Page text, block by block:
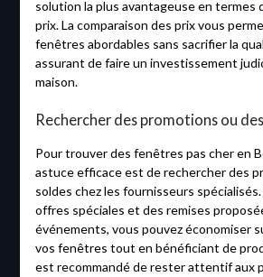
solution la plus avantageuse en termes
prix. La comparaison des prix vous
fenêtres abordables sans sacrifier la
assurant de faire un investissement
maison.
Rechercher des promotions ou
Pour trouver des fenêtres pas cher en
astuce efficace est de rechercher des
soldes chez les fournisseurs
offres spéciales et des remises
événements, vous pouvez économiser
vos fenêtres tout en bénéficiant de
est recommandé de rester attentif aux